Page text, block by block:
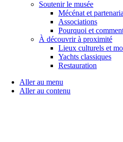
Soutenir le musée
Mécénat et
Associations
Pourquoi et
À découvrir à proximité
Lieux culturels et
Yachts classiques
Restauration
Aller au menu
Aller au contenu